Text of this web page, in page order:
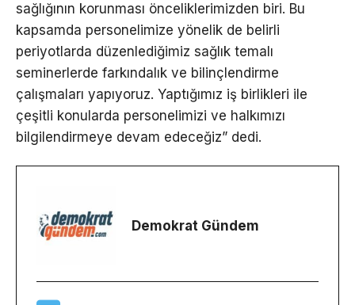
sağlığının korunması önceliklerimizden biri. Bu
kapsamda personelimize yönelik de belirli
periyotlarda düzenlediğimiz sağlık temalı
seminerlerde farkındalık ve bilinçlendirme
çalışmaları yapıyoruz. Yaptığımız iş birlikleri ile
çeşitli konularda personelimizi ve halkımızı
bilgilendirmeye devam edeceğiz” dedi.
Demokrat Gündem